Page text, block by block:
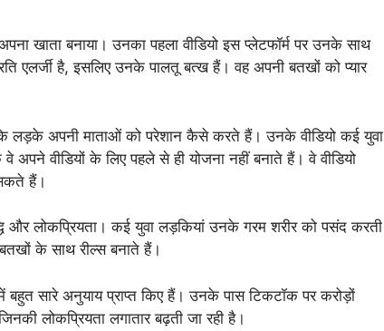
खाता बनाया। उनका पहला वीडियो इस प्लेटफॉर्म पर उनके साथ
एलर्जी है, इसलिए उनके पालतू बत्ख हैं। वह अपनी बतखों को प्यार
लड़के अपनी माताओं को परेशान कैसे करते हैं। उनके वीडियो कई युवा
अपने वीडियों के लिए पहले से ही योजना नहीं बनाते हैं। वे वीडियो
हैं।
और लोकप्रियता। कई युवा लड़कियां उनके गरम शरीर को पसंद करती
के साथ रील्स बनाते हैं।
सारे अनुयाय प्राप्त किए हैं। उनके पास टिकटॉक पर करोड़ों
लोकप्रियता लगातार बढ़ती जा रही है।